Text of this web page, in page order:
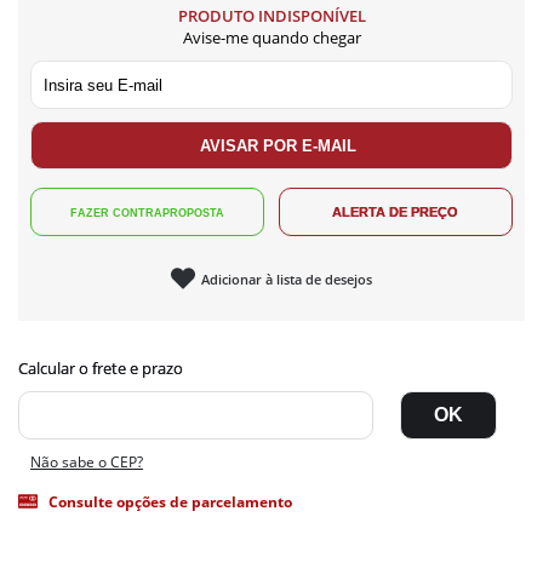
PRODUTO INDISPONÍVEL
Avise-me quando chegar
Adicionar à lista de desejos
Não sabe o CEP?
Consulte opções de parcelamento